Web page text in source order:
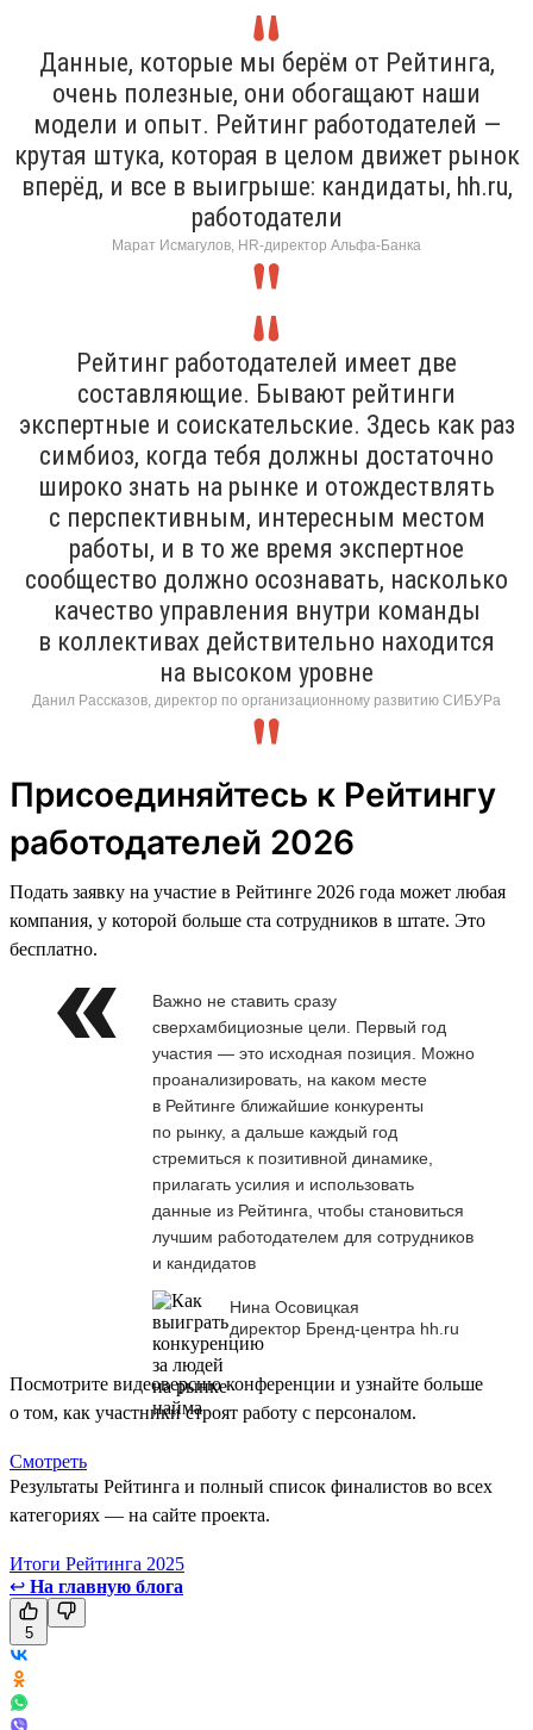
Данные, которые мы берём от Рейтинга,
очень полезные, они обогащают наши
модели и опыт. Рейтинг работодателей —
крутая штука, которая в целом движет рынок
вперёд, и все в выигрыше: кандидаты, hh.ru,
работодатели
Марат Исмагулов, HR-директор Альфа-Банка
Рейтинг работодателей имеет две
составляющие. Бывают рейтинги
экспертные и соискательские. Здесь как раз
симбиоз, когда тебя должны достаточно
широко знать на рынке и отождествлять
с перспективным, интересным местом
работы, и в то же время экспертное
сообщество должно осознавать, насколько
качество управления внутри команды
в коллективах действительно находится
на высоком уровне
Данил Рассказов, директор по организационному развитию СИБУРа
Присоединяйтесь к Рейтингу
работодателей 2026
Подать заявку на участие в Рейтинге 2026 года может любая
компания, у которой больше ста сотрудников в штате. Это
бесплатно.
Важно не ставить сразу
сверхамбициозные цели. Первый год
участия — это исходная позиция. Можно
проанализировать, на каком месте
в Рейтинге ближайшие конкуренты
по рынку, а дальше каждый год
стремиться к позитивной динамике,
прилагать усилия и использовать
данные из Рейтинга, чтобы становиться
лучшим работодателем для сотрудников
и кандидатов
Нина Осовицкая
директор Бренд-центра hh.ru
Посмотрите видеоверсию конференции и узнайте больше
о том, как участники строят работу с персоналом.
Смотреть
Результаты Рейтинга и полный список финалистов во всех
категориях — на сайте проекта.
Итоги Рейтинга 2025
↩ На главную блога
5